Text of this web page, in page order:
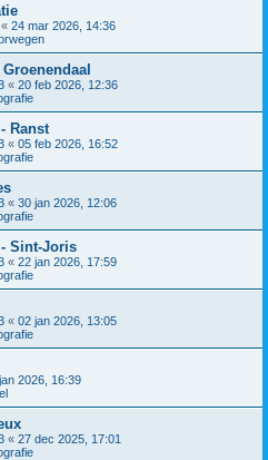
« 24 mar 2026, 14:36
« 20 feb 2026, 12:36
Ranst
« 05 feb 2026, 16:52
« 30 jan 2026, 12:06
Sint-Joris
« 22 jan 2026, 17:59
« 02 jan 2026, 13:05
2026, 16:39
« 27 dec 2025, 17:01